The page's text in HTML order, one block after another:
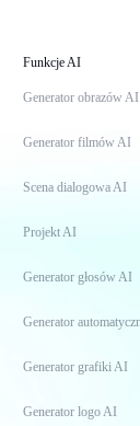
Funkcje AI
Generator obrazów AI
Generator filmów AI
Scena dialogowa AI
Projekt AI
Generator głosów AI
Generator grafiki AI
Generator logo AI